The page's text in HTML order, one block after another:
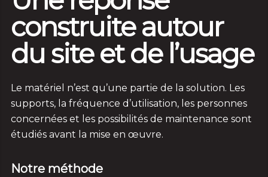
construite autour
du site et de l’usage
Le matériel n’est qu’une partie de la solution. Les
supports, la fréquence d’utilisation, les personnes
concernées et les possibilités de maintenance sont
étudiés avant la mise en œuvre.
Notre méthode